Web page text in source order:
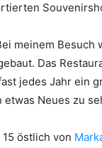
meinem Besuch
Das
jedes Jahr ein
Neues zu
östlich von